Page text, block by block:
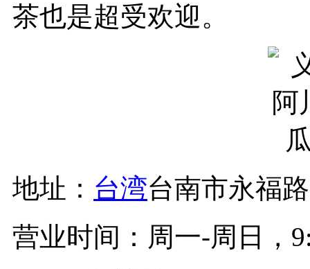
茶也是超受欢迎。
地址： 台湾台南市永福
营业时间：周一-周日，